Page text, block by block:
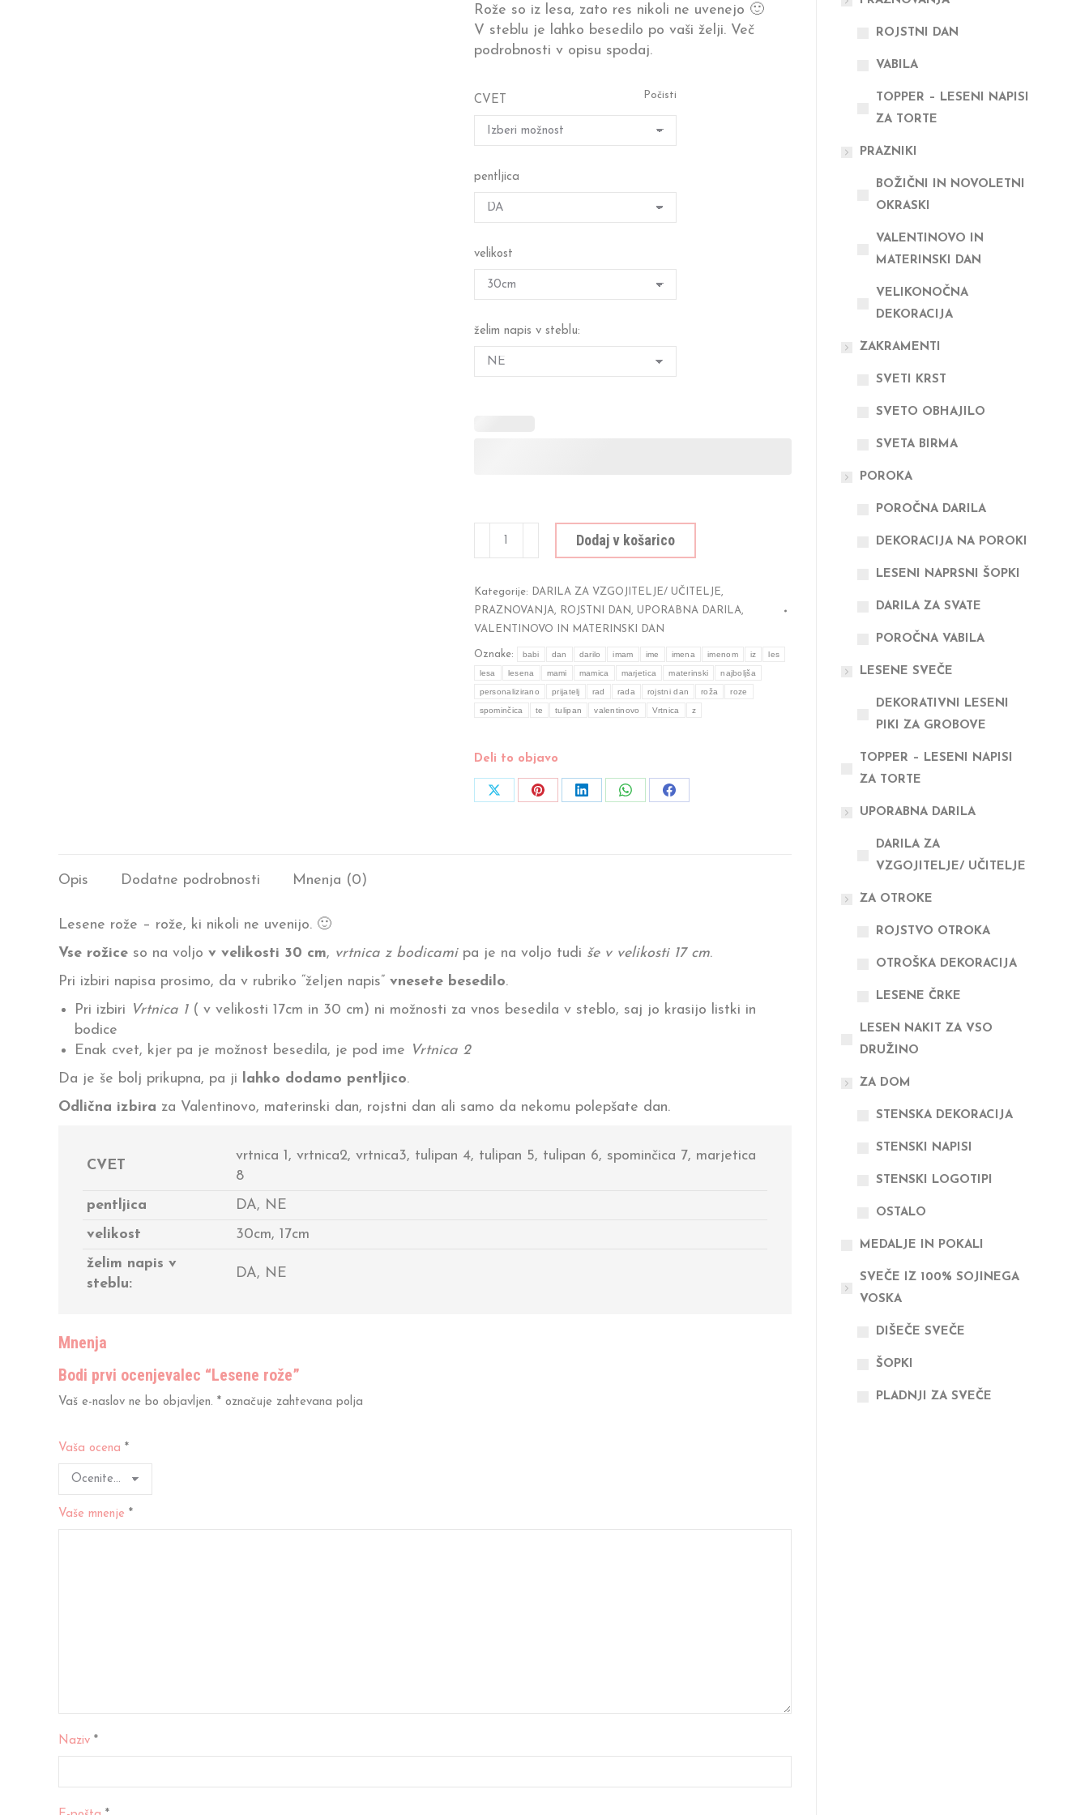
2.10 €
do
Rože so iz lesa, zato res nikoli ne uvenejo 🙂
V steblu je lahko besedilo po vaši želji. Več
podrobnosti v opisu spodaj.
CVET
pentljica
velikost
želim napis v steblu:
Počisti
Lesene
Dodaj v košarico
Kategorije: DARILA ZA VZGOJITELJE/ UČITELJE,
PRAZNOVANJA, ROJSTNI DAN, UPORABNA DARILA,
VALENTINOVO IN MATERINSKI DAN
Oznake: babi dan darilo imam ime imena imenom iz les
lesa lesena mami mamica marjetica materinski najboljša
personalizirano prijatelj rad rada rojstni dan roža roze
spominčica te tulipan valentinovo Vrtnica z
Deli to objavo
Share
Share
Share
Share
Share
Opis Dodatne podrobnosti Mnenja (0)
Lesene rože – rože, ki nikoli ne uvenijo. 🙂
Vse rožice so na voljo v velikosti 30 cm, vrtnica z bodicamipa je na voljo tudi še v velikosti 17 cm.
Pri izbiri napisa prosimo, da v rubriko “željen napis” vnesete besedilo.
Pri izbiri Vrtnica 1( v velikosti 17cm in 30 cm) ni možnosti za vnos besedila v steblo, saj jo krasijo listki in
bodice
Enak cvet, kjer pa je možnost besedila, je pod ime Vrtnica 2
Da je še bolj prikupna, pa ji lahko dodamo pentljico.
Odlična izbira za Valentinovo, materinski dan, rojstni dan ali samo da nekomu polepšate dan.
CVET
vrtnica 1, vrtnica2, vrtnica3, tulipan 4, tulipan 5, tulipan 6, spominčica 7, marjetica
8
pentljica
DA, NE
velikost
30cm, 17cm
želim napis v
steblu:
DA, NE
Mnenja
Bodi prvi ocenjevalec “Lesene rože”
Vaš e-naslov ne bo objavljen. * označuje zahtevana polja
Vaša ocena *
Vaše mnenje *
Naziv *
ROJSTNI DAN
VABILA
TOPPER – LESENI NAPISI
ZA TORTE
PRAZNIKI
BOŽIČNI IN NOVOLETNI
OKRASKI
VALENTINOVO IN
MATERINSKI DAN
VELIKONOČNA
DEKORACIJA
ZAKRAMENTI
SVETI KRST
SVETO OBHAJILO
SVETA BIRMA
POROKA
POROČNA DARILA
DEKORACIJA NA POROKI
LESENI NAPRSNI ŠOPKI
DARILA ZA SVATE
POROČNA VABILA
LESENE SVEČE
DEKORATIVNI LESENI
PIKI ZA GROBOVE
TOPPER – LESENI NAPISI
ZA TORTE
UPORABNA DARILA
DARILA ZA
VZGOJITELJE/ UČITELJE
ZA OTROKE
ROJSTVO OTROKA
OTROŠKA DEKORACIJA
LESENE ČRKE
LESEN NAKIT ZA VSO
DRUŽINO
ZA DOM
STENSKA DEKORACIJA
STENSKI NAPISI
STENSKI LOGOTIPI
OSTALO
MEDALJE IN POKALI
SVEČE IZ 100% SOJINEGA
VOSKA
DIŠEČE SVEČE
ŠOPKI
PLADNJI ZA SVEČE